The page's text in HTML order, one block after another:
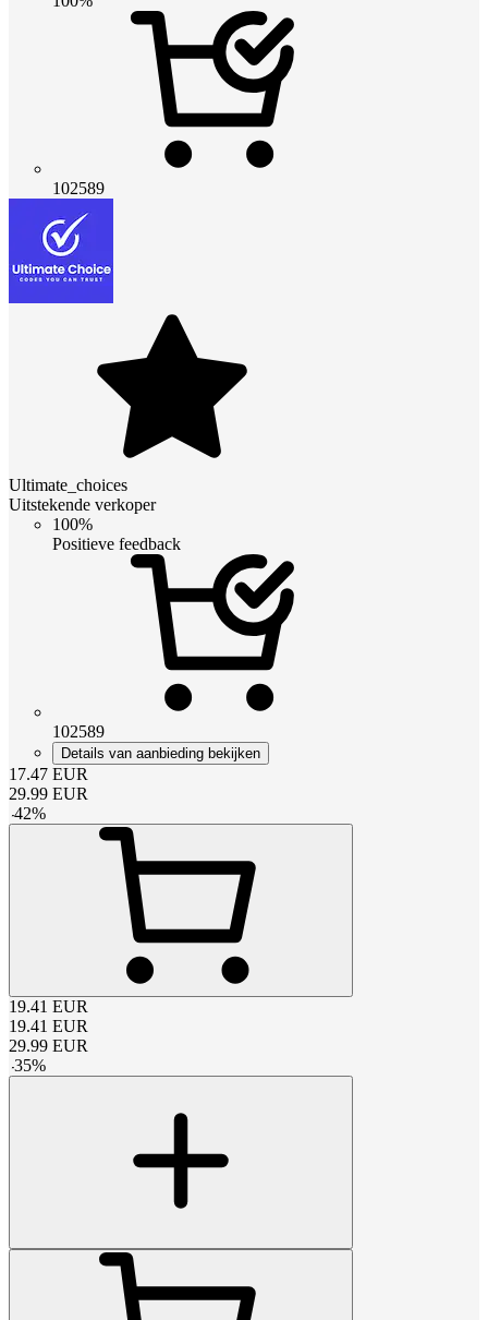
102589
Ultimate_choices
Uitstekende verkoper
100%
Positieve feedback
102589
Details van aanbieding bekijken
17.47 EUR
29.99 EUR
-42%
19.41 EUR
19.41 EUR
29.99 EUR
-35%